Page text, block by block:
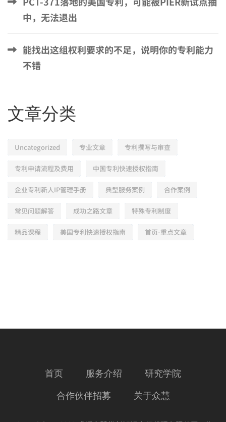
中，无法退出
能找出这组权利要求的不足，说明你的专利能力
不错
文章分类
Uncategorized 专业文章 专利撰写与审查
专利申请流程及费用 中国专利快速授权指南
企业专利新人IP管理手册 典型服务案例 合作案例
常见问题解答 成功之路文章 特殊专利制度
精品课程 美国专利快速授权指南 首页-重点文章
首页 服务介绍 研究学院
合作伙伴招募 关于众慧